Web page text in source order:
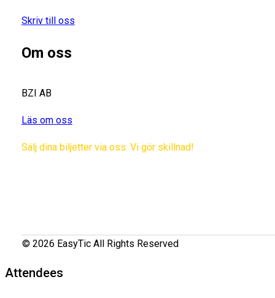
Skriv till oss
Om oss
BZI AB
Läs om oss
Sälj dina biljetter via oss. Vi gör skillnad!
© 2026 EasyTic All Rights Reserved
Attendees